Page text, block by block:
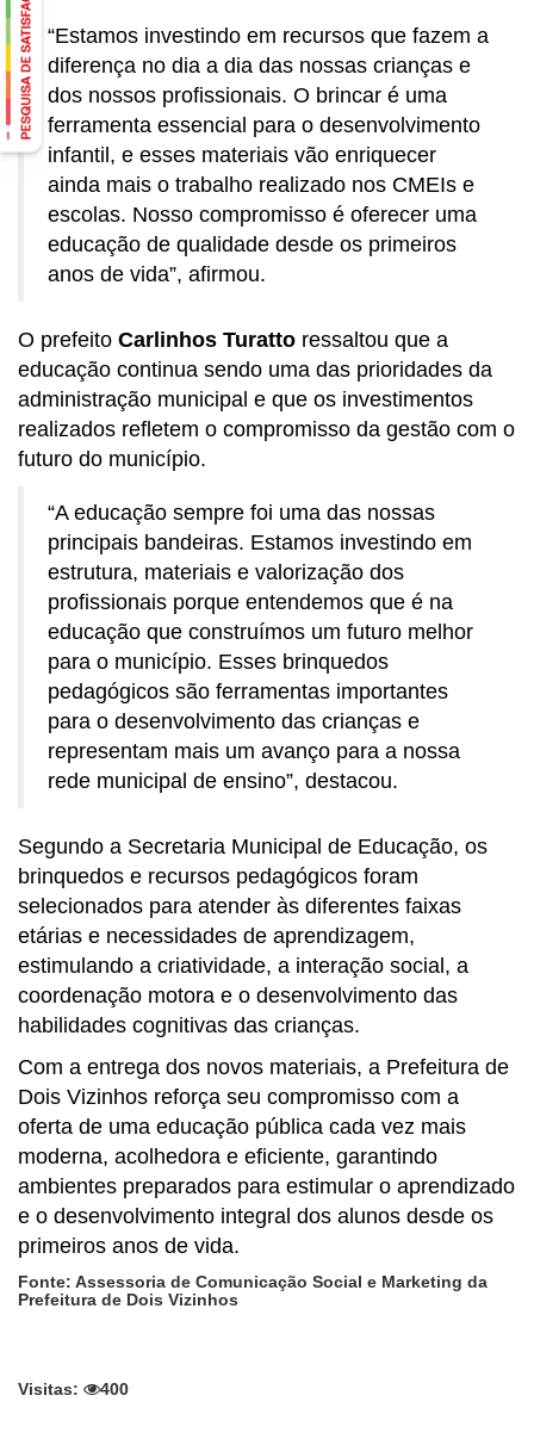
“Estamos investindo em recursos que fazem a
diferença no dia a dia das nossas crianças e
dos nossos profissionais. O brincar é uma
ferramenta essencial para o desenvolvimento
infantil, e esses materiais vão enriquecer
ainda mais o trabalho realizado nos CMEIs e
escolas. Nosso compromisso é oferecer uma
educação de qualidade desde os primeiros
anos de vida”, afirmou.
O prefeito Carlinhos Turatto ressaltou que a
educação continua sendo uma das prioridades da
administração municipal e que os investimentos
realizados refletem o compromisso da gestão com o
futuro do município.
“A educação sempre foi uma das nossas
principais bandeiras. Estamos investindo em
estrutura, materiais e valorização dos
profissionais porque entendemos que é na
educação que construímos um futuro melhor
para o município. Esses brinquedos
pedagógicos são ferramentas importantes
para o desenvolvimento das crianças e
representam mais um avanço para a nossa
rede municipal de ensino”, destacou.
Segundo a Secretaria Municipal de Educação, os
brinquedos e recursos pedagógicos foram
selecionados para atender às diferentes faixas
etárias e necessidades de aprendizagem,
estimulando a criatividade, a interação social, a
coordenação motora e o desenvolvimento das
habilidades cognitivas das crianças.
Com a entrega dos novos materiais, a Prefeitura de
Dois Vizinhos reforça seu compromisso com a
oferta de uma educação pública cada vez mais
moderna, acolhedora e eficiente, garantindo
ambientes preparados para estimular o aprendizado
e o desenvolvimento integral dos alunos desde os
primeiros anos de vida.
Fonte: Assessoria de Comunicação Social e Marketing da
Prefeitura de Dois Vizinhos
Visitas: 400